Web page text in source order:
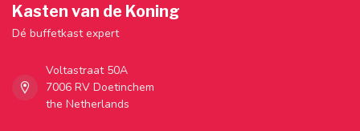
Kasten van de Koning
Dé buffetkast expert
Voltastraat 50A
7006 RV Doetinchem
the Netherlands